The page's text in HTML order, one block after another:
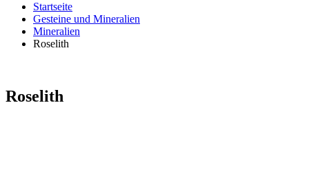
Startseite
Gesteine und Mineralien
Mineralien
Roselith
Roselith